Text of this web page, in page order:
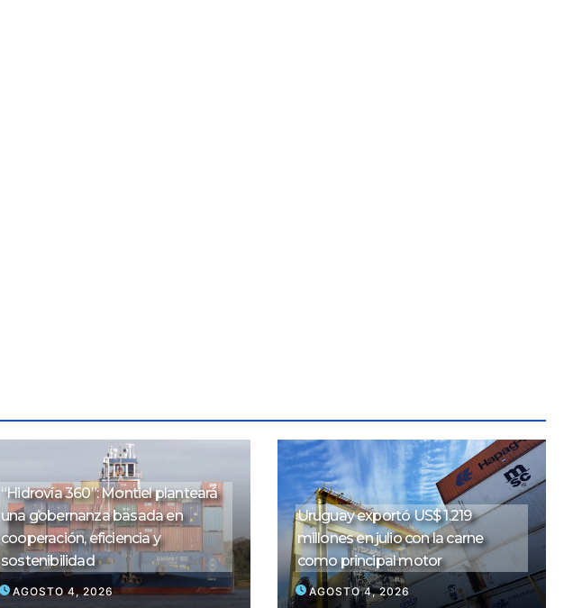
“Hidrovía 360”: Montiel planteará
una gobernanza basada en
cooperación, eficiencia y
sostenibilidad
AGOSTO 4, 2026
Uruguay exportó US$ 1.219
millones en julio con la carne
como principal motor
AGOSTO 4, 2026